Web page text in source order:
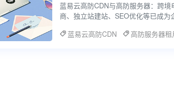
蓝易云高防CDN与高防服务器：跨
商、独立站建站、SEO优化等已成
蓝易云高防CDN
高防服务器租